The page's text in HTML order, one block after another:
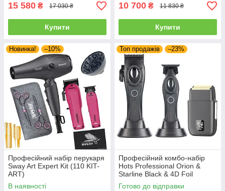
15 580 ₴ 17 030 ₴
Купити
10 700 ₴ 11 830 ₴
Купити
Новинка! –10%
Професійний набір перукаря
Sway Art Expert Kit (110 KIT-
ART)
В наявності
Топ продажів –23%
Професійний комбо-набір
Hots Professional Orion &
Starline Black & 4D Foil
(Orion+Starline+2012)
Готово до відправки